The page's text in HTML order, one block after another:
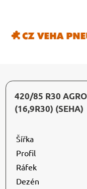
420/85 R30
(16,9R30) (SEHA)
Šířka
Profil
Ráfek
Dezén